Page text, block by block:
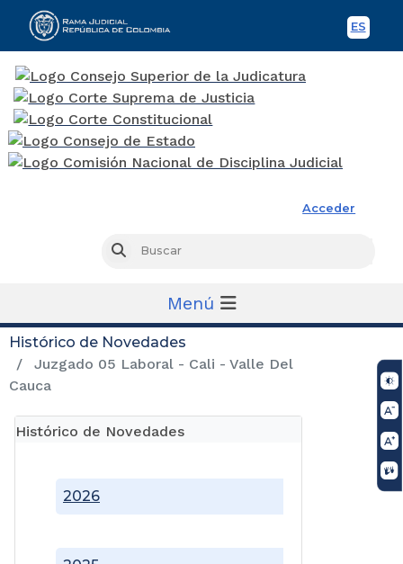
ES
Acceder
Buscar
Menú
Histórico de Novedades
Juzgado 05 Laboral - Cali - Valle Del
Cauca
Histórico de Novedades
2026